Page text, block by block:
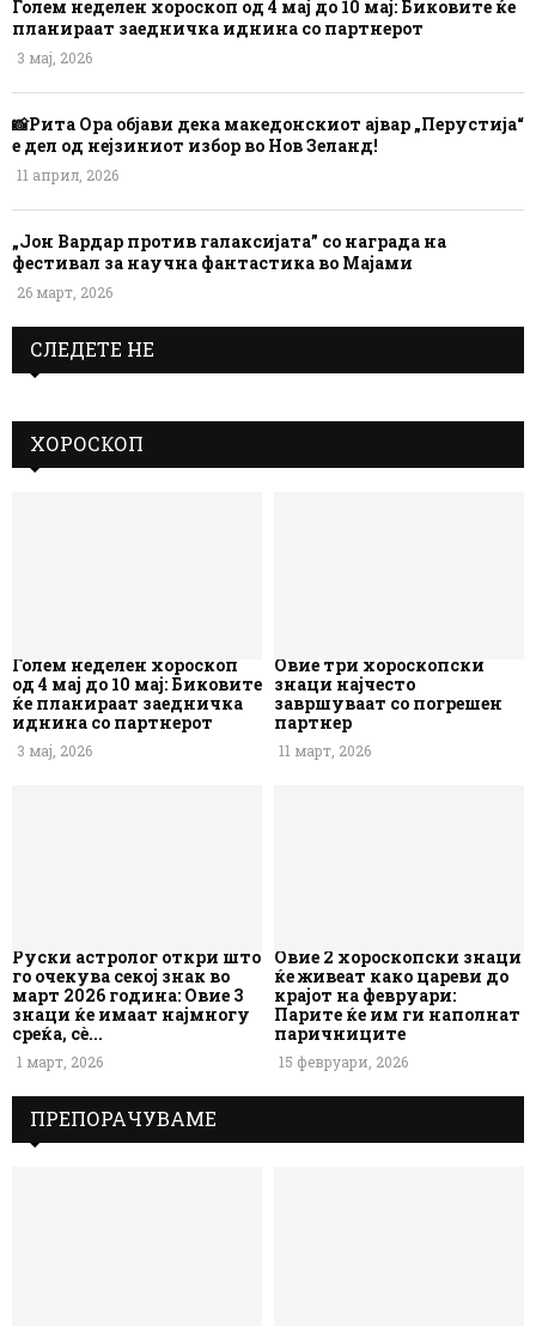
Голем неделен хороскоп од 4 мај до 10 мај: Биковите ќе
планираат заедничка иднина со партнерот
3 мај, 2026
📸Рита Ора објави дека македонскиот ајвар „Перустија“
е дел од нејзиниот избор во Нов Зеланд!
11 април, 2026
„Јон Вардар против галаксијата” со награда на
фестивал за научна фантастика во Мајами
26 март, 2026
СЛЕДЕТЕ НЕ
ХОРОСКОП
Голем неделен хороскоп
од 4 мај до 10 мај: Биковите
ќе планираат заедничка
иднина со партнерот
3 мај, 2026
Овие три хороскопски
знаци најчесто
завршуваат со погрешен
партнер
11 март, 2026
Руски астролог откри што
го очекува секој знак во
март 2026 година: Овие 3
знаци ќе имаат најмногу
среќа, сè...
1 март, 2026
Овие 2 хороскопски знаци
ќе живеат како цареви до
крајот на февруари:
Парите ќе им ги наполнат
паричниците
15 февруари, 2026
ПРЕПОРАЧУВАМЕ